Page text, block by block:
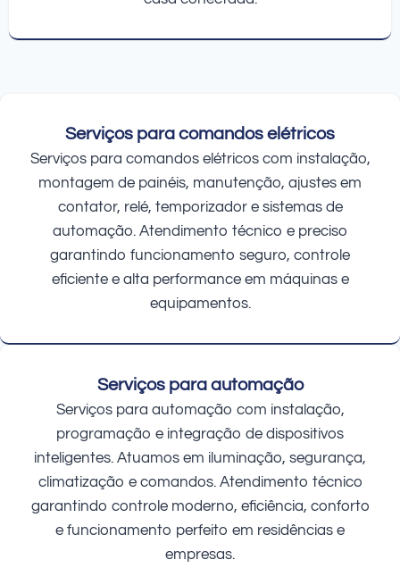
Serviços para comandos elétricos
Serviços para comandos elétricos com instalação,
montagem de painéis, manutenção, ajustes em
contator, relé, temporizador e sistemas de
automação. Atendimento técnico e preciso
garantindo funcionamento seguro, controle
eficiente e alta performance em máquinas e
equipamentos.
Serviços para automação
Serviços para automação com instalação,
programação e integração de dispositivos
inteligentes. Atuamos em iluminação, segurança,
climatização e comandos. Atendimento técnico
garantindo controle moderno, eficiência, conforto
e funcionamento perfeito em residências e
empresas.